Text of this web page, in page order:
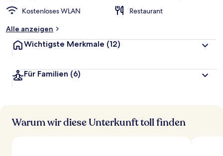
Kostenloses WLAN
Restaurant
Alle anzeigen
Wichtigste Merkmale (12)
Für Familien (6)
Warum wir diese Unterkunft toll finden